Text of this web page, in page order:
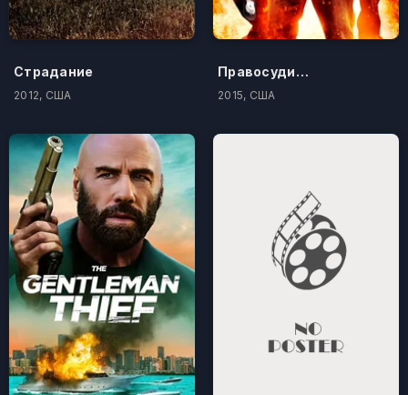
Страдание
2012, США
Правосудие по-американски
2015, США